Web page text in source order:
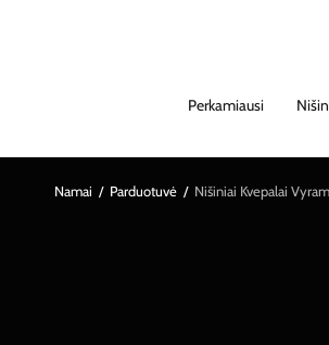
Perkamiausi
Namai / Parduotuvė / Nišiniai Kvepalai